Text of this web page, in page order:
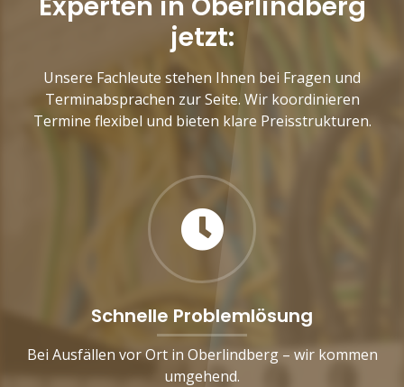
jetzt:
Unsere Fachleute stehen Ihnen bei Fragen und
Terminabsprachen zur Seite. Wir koordinieren
Termine flexibel und bieten klare Preisstrukturen.
Schnelle Problemlösung
Bei Ausfällen vor Ort in Oberlindberg – wir kommen
umgehend.